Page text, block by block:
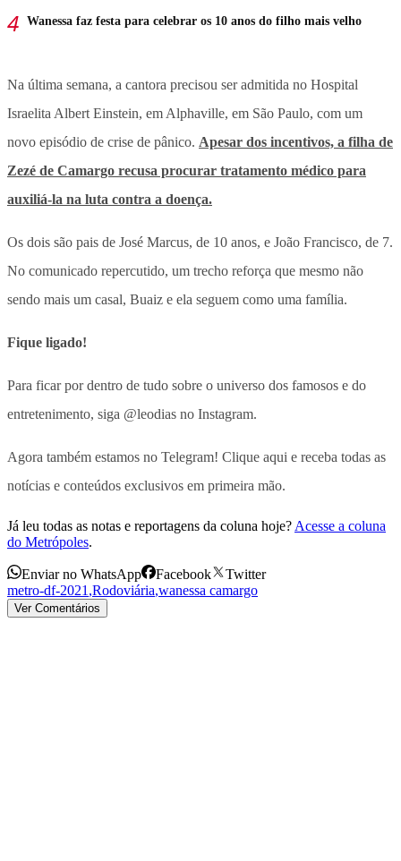
Wanessa faz festa para celebrar os 10 anos do filho mais velho
Na última semana, a cantora precisou ser admitida no Hospital
Israelita Albert Einstein, em Alphaville, em São Paulo, com um
novo episódio de crise de pânico. Apesar dos incentivos, a filha de
Zezé de Camargo recusa procurar tratamento médico para
auxiliá-la na luta contra a doença.
Os dois são pais de José Marcus, de 10 anos, e João Francisco, de 7.
No comunicado repercutido, um trecho reforça que mesmo não
sendo mais um casal, Buaiz e ela seguem como uma família.
Fique ligado!
Para ficar por dentro de tudo sobre o universo dos famosos e do
entretenimento, siga @leodias no Instagram.
Agora também estamos no Telegram! Clique aqui e receba todas as
notícias e conteúdos exclusivos em primeira mão.
Já leu todas as notas e reportagens da coluna hoje? Acesse a coluna
do Metrópoles.
Enviar no WhatsApp Facebook
Twitter
metro-df-2021 ,Rodoviária,wanessa camargo
Ver Comentários